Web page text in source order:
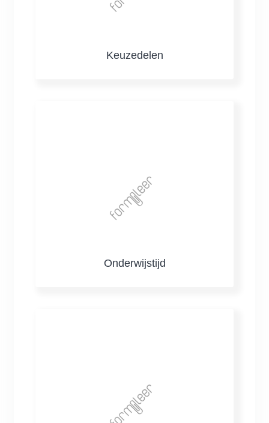
Keuzedelen
Onderwijstijd